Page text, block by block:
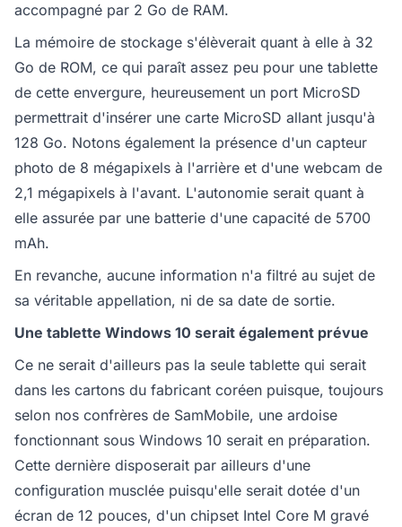
accompagné par 2 Go de RAM.
La mémoire de stockage s'élèverait quant à elle à 32
Go de ROM, ce qui paraît assez peu pour une tablette
de cette envergure, heureusement un port MicroSD
permettrait d'insérer une carte MicroSD allant jusqu'à
128 Go. Notons également la présence d'un capteur
photo de 8 mégapixels à l'arrière et d'une webcam de
2,1 mégapixels à l'avant. L'autonomie serait quant à
elle assurée par une batterie d'une capacité de 5700
mAh.
En revanche, aucune information n'a filtré au sujet de
sa véritable appellation, ni de sa date de sortie.
Une tablette Windows 10 serait également prévue
Ce ne serait d'ailleurs pas la seule tablette qui serait
dans les cartons du fabricant coréen puisque, toujours
selon nos confrères de SamMobile, une ardoise
fonctionnant sous Windows 10 serait en préparation.
Cette dernière disposerait par ailleurs d'une
configuration musclée puisqu'elle serait dotée d'un
écran de 12 pouces, d'un chipset Intel Core M gravé